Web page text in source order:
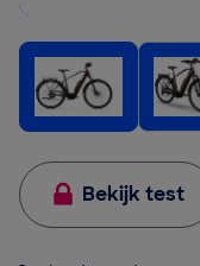
Bekijk test